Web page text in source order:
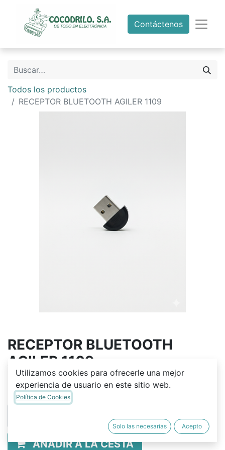
Contáctenos
Todos los productos
RECEPTOR BLUETOOTH AGILER 1109
RECEPTOR BLUETOOTH
AGILER 1109
Q105.00
AÑADIR A LA CESTA
Utilizamos cookies para ofrecerle una mejor
experiencia de usuario en este sitio web.
Política de Cookies
Solo las necesarias Acepto